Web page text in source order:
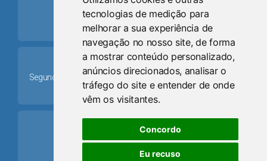
tecnologias de medição para
melhorar a sua experiência de
navegação no nosso site, de forma
a mostrar conteúdo personalizado,
anúncios direcionados, analisar o
tráfego do site e entender de onde
vêm os visitantes.
Concordo
Eu recuso
Telefone
(51) 9 8024-0884
Schedule
Segunda-feira a Sexta-feira: 08h às 12h e das 13h30min às
17h30min
mail
Email
camaraosorio@gmail.com